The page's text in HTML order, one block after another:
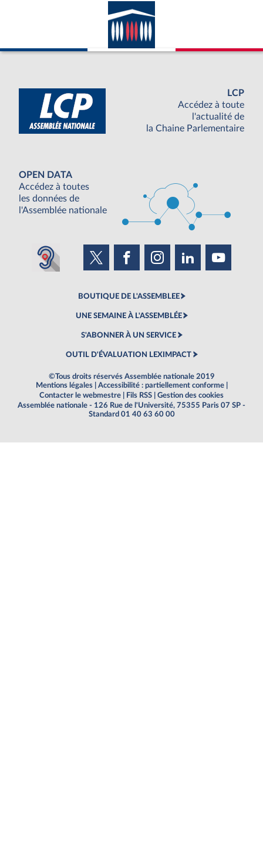
LCP
Accédez à toute
l'actualité de
la Chaine Parlementaire
OPEN DATA
Accédez à toutes
les données de
l'Assemblée nationale
BOUTIQUE DE L'ASSEMBLEE
UNE SEMAINE À L'ASSEMBLÉE
S'ABONNER À UN SERVICE
OUTIL D'ÉVALUATION LEXIMPACT
©Tous droits réservés Assemblée nationale 2019
Mentions légales
Accessibilité : partiellement conforme
Contacter le webmestre
Fils RSS
Gestion des cookies
Assemblée nationale - 126 Rue de l'Université, 75355 Paris 07 SP -
Standard 01 40 63 60 00